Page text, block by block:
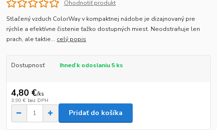
Ohodnotiť produkt
Stlačený vzduch ColorWay v kompaktnej nádobe je dizajnovaný pre
rýchle a efektívne čistenie ťažko dostupných miest. Neodstraňuje len
prach, ale taktie... celý popis
Dostupnosť Ihneď k odoslaniu 5 ks
4,80 €/ks
3,90 € bez DPH
Pridať do košíka